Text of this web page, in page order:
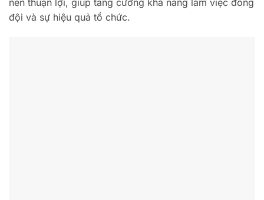
nên thuận lợi, giúp tăng cường khả năng làm việc đồng
đội và sự hiệu quả tổ chức.